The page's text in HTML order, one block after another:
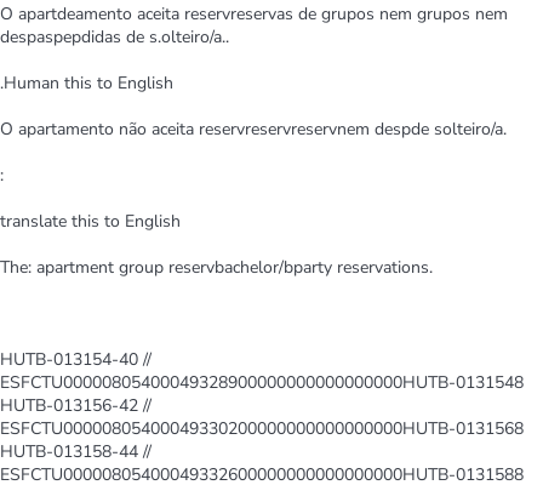
O apartdeamento aceita reservreservas de grupos nem grupos nem
despaspepdidas de s.olteiro/a..
.Human this to English
O apartamento não aceita reservreservreservnem despde solteiro/a.
:
translate this to English
The: apartment group reservbachelor/bparty reservations.
HUTB-013154-40 //
ESFCTU00000805400049328900000000000000000HUTB-0131548
HUTB-013156-42 //
ESFCTU00000805400049330200000000000000000HUTB-0131568
HUTB-013158-44 //
ESFCTU00000805400049332600000000000000000HUTB-0131588